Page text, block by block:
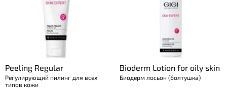
Peeling Regular
Регулирующий пилинг для всех
типов кожи
Bioderm Lotion for oily skin
Биодерм лосьон (болтушка)